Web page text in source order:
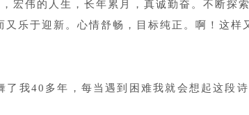
宏伟的人生，长年累月，真诚勤奋。不断探
又乐于迎新。心情舒畅，目标纯正。啊！这样
了我40多年，每当遇到困难我就会想起这段